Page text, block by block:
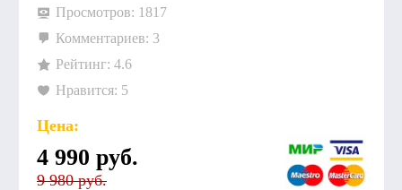
Просмотров: 1817
Комментариев: 3
Рейтинг: 4.6
Нравится: 5
Цена:
4 990 руб.
9 980 руб.